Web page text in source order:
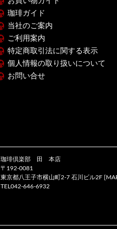
珈琲ガイド
当社のご案内
ご利用案内
特定商取引法に関する表示
個人情報の取り扱いについて
お問い合せ
珈琲倶楽部 田 本店
〒192-0081
東京都八王子市横山町2-7 石川ビル2F [
TEL042-646-6932